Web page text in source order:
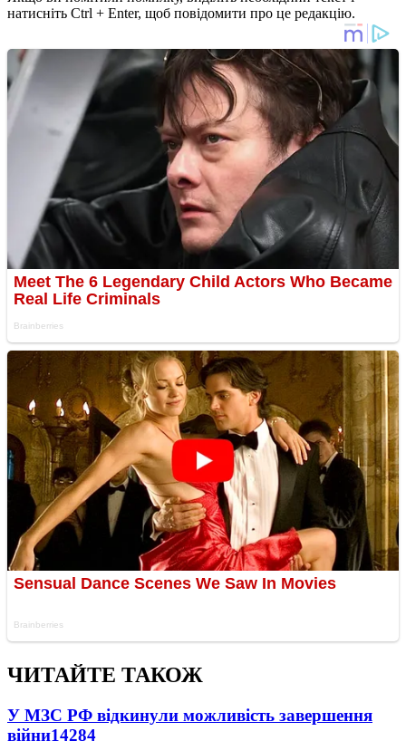
натисніть Ctrl + Enter, щоб повідомити про це редакцію.
ЧИТАЙТЕ ТАКОЖ
У МЗС РФ відкинули можливість завершення
війни14284